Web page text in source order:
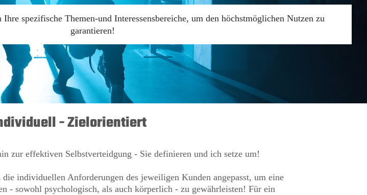
spezifische Themen-und Interessensbereiche, um den höchstmöglichen Nutzen zu
garantieren!
- Zielorientiert
zur effektiven Selbstverteidgung - Sie definieren und ich setze um!
individuellen Anforderungen des jeweiligen Kunden angepasst, um eine
- sowohl psychologisch, als auch körperlich - zu gewährleisten! Für ein